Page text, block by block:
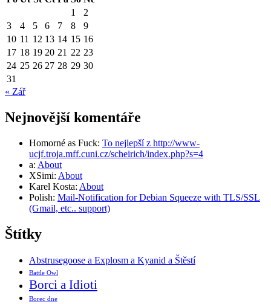
1
2
3
4 5 6 7 8
9
10 11 12 13 14 15 16
17 18 19 20 21 22 23
24 25 26 27 28 29 30
31
« Zář
Nejnovější komentáře
Homorné as Fuck: To nejlepší z http://www-
ucjf.troja.mff.cuni.cz/scheirich/index.php?s=4
a: About
XSimi: About
Karel Kosta: About
Polish: Mail-Notification for Debian Squeeze with TLS/SSL
(Gmail, etc.. support)
Štítky
Abstrusegoose a Explosm a Kyanid a Štěstí
Battle Owl
Borci a Idioti
Borec dne